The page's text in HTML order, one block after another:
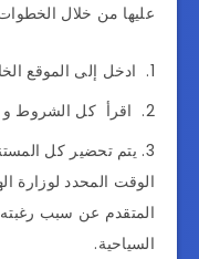
عليها من خلال الخطوات
ادخل إلى الموقع
اقرأ كل الشروط و
يتم تحضير كل
الوقت المحدد لوزارة
المتقدم عن سبب
السياحية.